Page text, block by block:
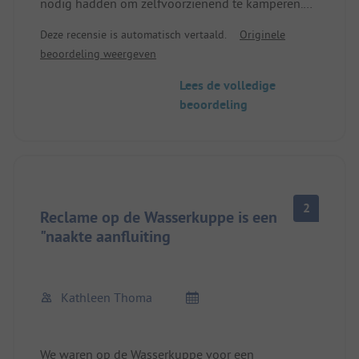
Receptie . . . Een vriendelijke ontvangst is anders.
betaald.
Andere details van andere reviewers zijn nog
nodig hadden om zelfvoorzienend te kamperen.
maar schoon sanitair, geen kiosk of iets dergelijks,
je moet hier geen eisen stellen. Je kunt
Gewoon staan en genieten van de rust. Wij waren
tevreden en zouden zo weer komen.
Deze recensie is automatisch vertaald.
Originele
beoordeling weergeven
Lees de volledige
beoordeling
Reclame op de Wasserkuppe is een
"naakte aanfluiting
2
Kathleen Thoma
We waren op de Wasserkuppe voor een